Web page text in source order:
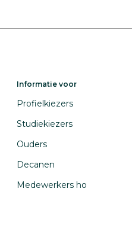
Informatie voor
Profielkiezers
Studiekiezers
Ouders
Decanen
Medewerkers ho